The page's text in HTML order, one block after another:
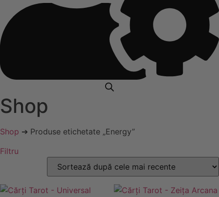
Shop
Shop ➔ Produse etichetate „Energy”
Filtru